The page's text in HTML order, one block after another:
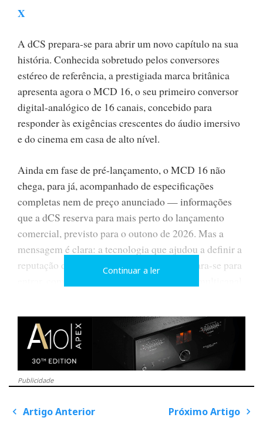
X
A dCS prepara-se para abrir um novo capítulo na sua
história. Conhecida sobretudo pelos conversores
estéreo de referência, a prestigiada marca britânica
apresenta agora o MCD 16, o seu primeiro conversor
digital-analógico de 16 canais, concebido para
responder às exigências crescentes do áudio imersivo
e do cinema em casa de alto nível.
Ainda em fase de pré-lançamento, o MCD 16 não
chega, para já, acompanhado de especificações
completas nem de preço anunciado — informações
que a dCS reserva para mais perto do lançamento
comercial, previsto para o outono de 2026. Mas a
mensagem é clara: a tecnologia que ajudou a definir a
reputação da dCS no universo estéreo prepara-se para
Continuar a ler
Publicidade
P
Artigo Anterior Próximo Artigo